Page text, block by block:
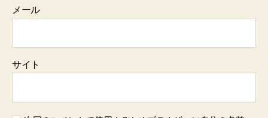
メール
サイト